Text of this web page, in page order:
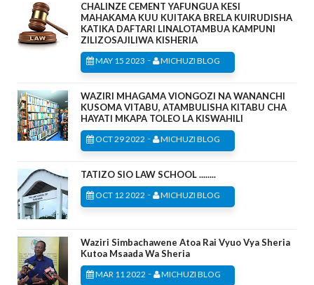
CHALINZE CEMENT YAFUNGUA KESI
MAHAKAMA KUU KUITAKA BRELA KUIRUDISHA
KATIKA DAFTARI LINALOTAMBUA KAMPUNI
ZILIZOSAJILIWA KISHERIA
MAY 15 2023 - MICHUZI BLOG
WAZIRI MHAGAMA VIONGOZI NA WANANCHI
KUSOMA VITABU, ATAMBULISHA KITABU CHA
HAYATI MKAPA TOLEO LA KISWAHILI
OCT 29 2022 - MICHUZI BLOG
TATIZO SIO LAW SCHOOL ........
OCT 12 2022 - MICHUZI BLOG
Waziri Simbachawene Atoa Rai Vyuo Vya Sheria
Kutoa Msaada Wa Sheria
MAR 11 2022 - MICHUZI BLOG